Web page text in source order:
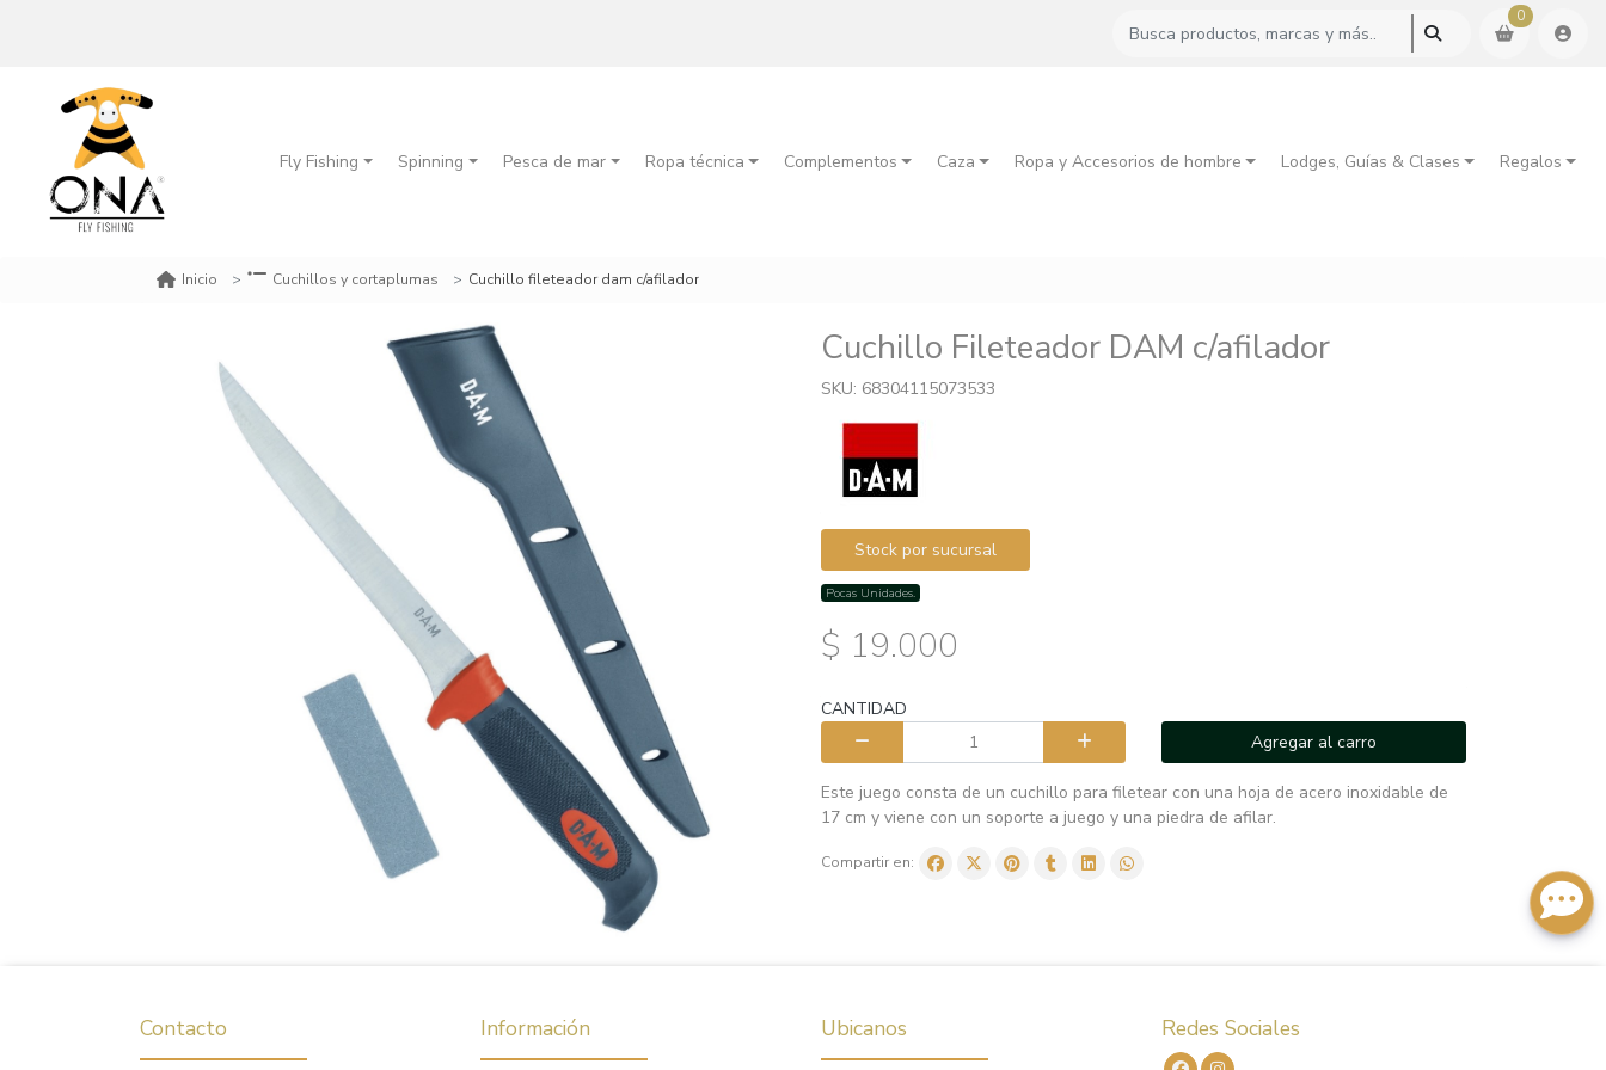
0
Fly Fishing Spinning Pesca de mar Ropa técnica Complementos Caza Ropa y Accesorios de hombre Lodges, Guías & Clases Regalos
Inicio Cuchillos y cortaplumas Cuchillo fileteador dam c/afilador
Cuchillo Fileteador DAM c/afilador
SKU: 68304115073533
Stock por sucursal
Pocas Unidades.
$ 19.000
CANTIDAD
Agregar al carro
Este juego consta de un cuchillo para filetear con una hoja de acero inoxidable de
17 cm y viene con un soporte a juego y una piedra de afilar.
Compartir en:
Contacto Información Ubicanos Redes Sociales